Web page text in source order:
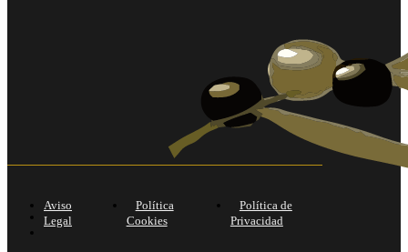
Aviso
Legal
Política
Cookies
Política de
Privacidad